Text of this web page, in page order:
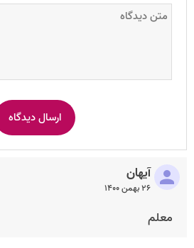
آیهان
۲۶ بهمن ۱۴۰۰
معلم